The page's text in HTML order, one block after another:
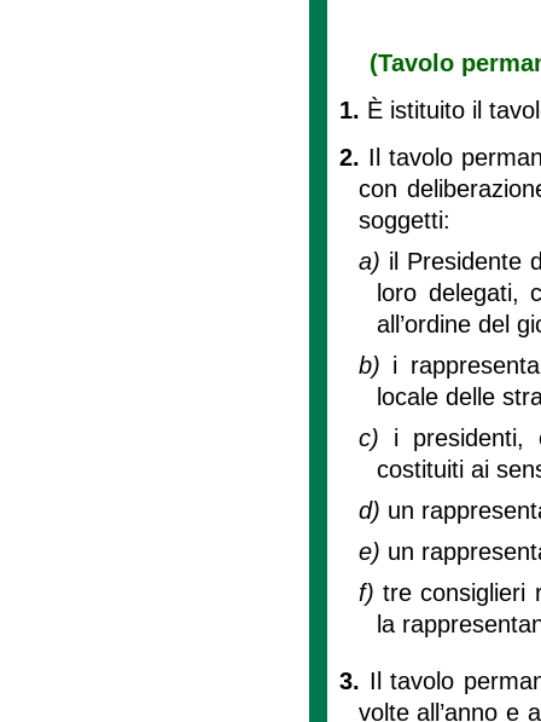
(Tavolo
1. È istituito il
2. Il tavolo
con
soggetti:
a) il Presidente
loro delegati,
all’ordine del
b) i
locale delle
c) i presidenti,
costituiti ai
d) un
e) un
f) tre consiglieri
la
3. Il tavolo
volte all’anno e